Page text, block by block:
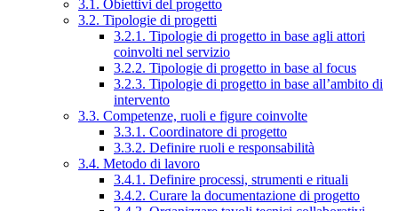
3.1. Obiettivi del progetto
3.2. Tipologie di progetti
3.2.1. Tipologie di progetto in base agli attori
coinvolti nel servizio
3.2.2. Tipologie di progetto in base al focus
3.2.3. Tipologie di progetto in base all’ambito di
intervento
3.3. Competenze, ruoli e figure coinvolte
3.3.1. Coordinatore di progetto
3.3.2. Definire ruoli e responsabilità
3.4. Metodo di lavoro
3.4.1. Definire processi, strumenti e rituali
3.4.2. Curare la documentazione di progetto